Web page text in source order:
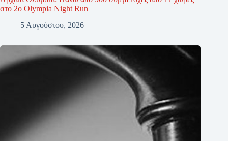
στο 2ο Olympia Night Run
5 Αυγούστου, 2026